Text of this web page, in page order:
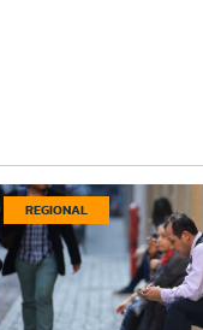
REGIONAL